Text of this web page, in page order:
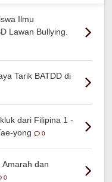
Ilmu
Lawan Bullying.
Tarik BATDD di
dari Filipina 1 -
yong
0
Amarah dan
0